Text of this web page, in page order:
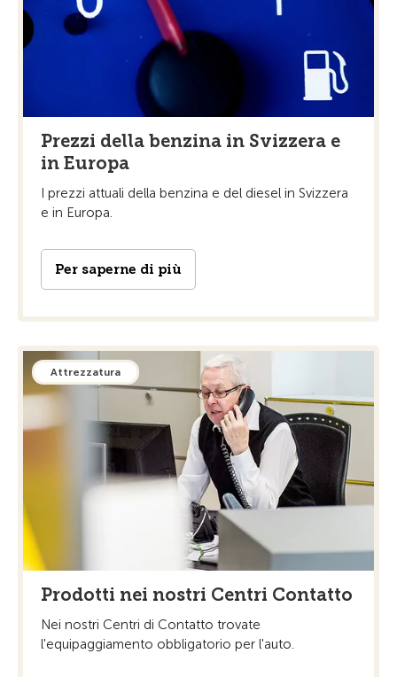
Prezzi della benzina in Svizzera e
in Europa
I prezzi attuali della benzina e del diesel in Svizzera
e in Europa.
Per saperne di più
Attrezzatura
Prodotti nei nostri Centri Contatto
Nei nostri Centri di Contatto trovate
l'equipaggiamento obbligatorio per l'auto.